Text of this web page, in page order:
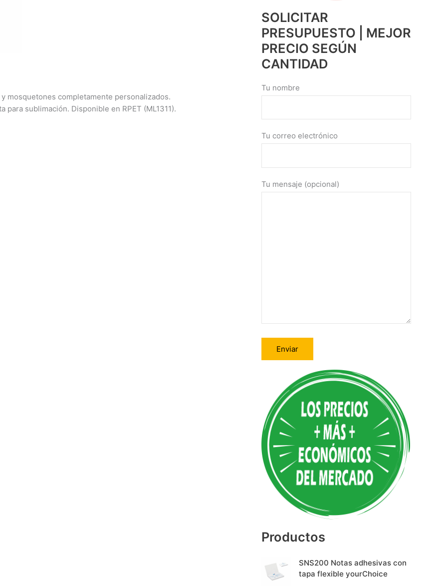
mosquetones completamente personalizados.
para sublimación. Disponible en RPET (ML1311).
SOLICITAR
PRESUPUESTO | MEJOR
PRECIO SEGÚN
CANTIDAD
Tu nombre
Tu correo electrónico
Tu mensaje (opcional)
e
r
n
a
:Productos
SNS200 Notas adhesivas con
tapa flexible yourChoice